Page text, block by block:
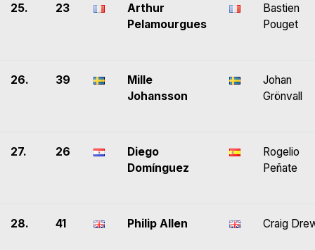
25. 23
Arthur
Pelamourgues
Bastien
Pouget
26. 39
Mille
Johansson
Johan
Grönvall
27. 26
Diego
Domínguez
Rogelio
Peñate
28. 41 Philip Allen Craig